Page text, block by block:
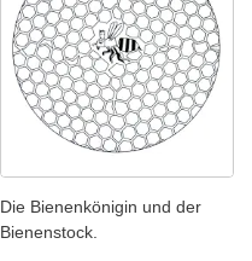
Die Bienenkönigin und der
Bienenstock.